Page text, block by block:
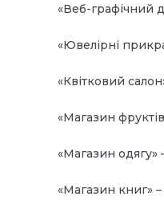
«Веб-графічний
«Ювелірні
«Квітковий
«Магазин
«Магазин одягу»
«Магазин книг»